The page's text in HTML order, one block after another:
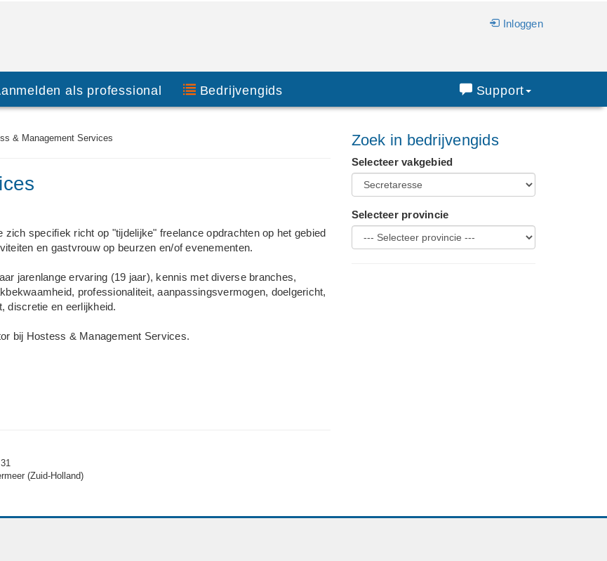
Inloggen
als professional Bedrijvengids Support
& Management Services
specifiek richt op "tijdelijke" freelance opdrachten op het gebied
en gastvrouw op beurzen en/of evenementen.
jarenlange ervaring (19 jaar), kennis met diverse branches,
professionaliteit, aanpassingsvermogen, doelgericht,
discretie en eerlijkheid.
bij Hostess & Management Services.
(Zuid-Holland)
Zoek in bedrijvengids
Selecteer vakgebied
Selecteer provincie